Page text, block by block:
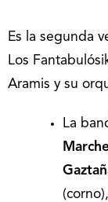
Es la segunda
Los
Aramis y su
La
(corno),